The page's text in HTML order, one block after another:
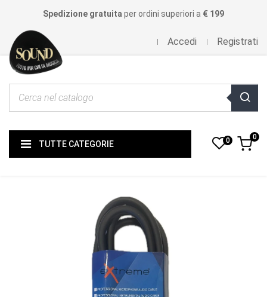
Spedizione gratuita per ordini superiori a € 199
Accedi Registrati
TUTTE CATEGORIE 0 0